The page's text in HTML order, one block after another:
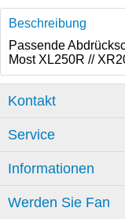
Beschreibung
Passende
Most XL250R //
Kontakt
Service
Informationen
Werden Sie Fan